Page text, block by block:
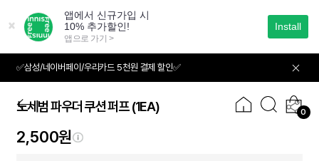
가
✅삼성/네이버페이/우리카드 5천원 결제 할인✅
0
01 02
노세범 파우더 쿠션 퍼프(1EA)
2,500원